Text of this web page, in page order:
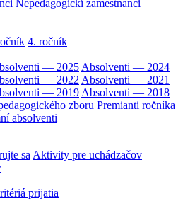
Nepedagogickí zamestnanci
4. ročník
— 2025 Absolventi — 2024
— 2022 Absolventi — 2021
— 2019 Absolventi — 2018
zboru Premianti ročníka
absolventi
sa Aktivity pre uchádzačov
prijatia